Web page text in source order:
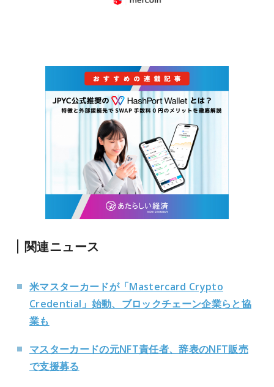
関連ニュース
米マスターカードが「Mastercard Crypto
Credential」始動、ブロックチェーン企業らと協
業も
マスターカードの元NFT責任者、辞表のNFT販売
で支援募る